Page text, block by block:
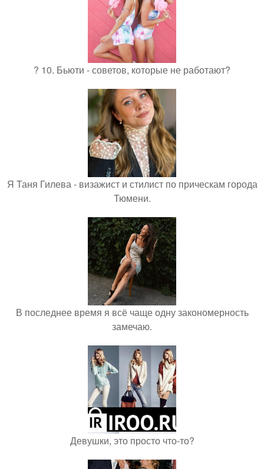
? 10. Бьюти - советов, которые не работают?
Я Таня Гилева - визажист и стилист по прическам города
Тюмени.
В последнее время я всё чаще одну закономерность
замечаю.
Девушки, это просто что-то?